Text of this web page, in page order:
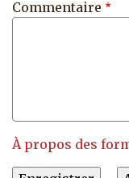
Commentaire
À propos des